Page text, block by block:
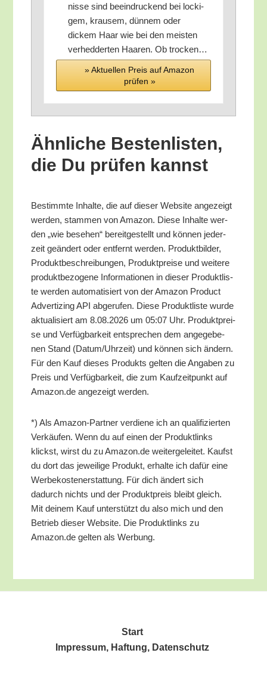
nis­se sind beein­dru­ckend bei locki­
gem, krau­sem, dün­nem oder
dickem Haar wie bei den meis­ten
ver­hed­der­ten Haa­ren. Ob trocken…
» Aktu­el­len Preis auf Ama­zon
prü­fen »
Ähn­li­che Bes­ten­lis­ten,
die Du prü­fen kannst
Bestimm­te Inhal­te, die auf die­ser Web­site ange­zeigt
wer­den, stam­men von Ama­zon. Die­se Inhal­te wer­
den „wie bese­hen“ bereit­ge­stellt und kön­nen jeder­
zeit geän­dert oder ent­fernt wer­den. Pro­dukt­bil­der,
Pro­dukt­be­schrei­bun­gen, Pro­dukt­prei­se und wei­te­re
pro­dukt­be­zo­ge­ne Infor­ma­tio­nen in die­ser Pro­dukt­lis­
te wer­den auto­ma­ti­siert von der Ama­zon Pro­duct
Adver­tiz­ing API abge­ru­fen. Die­se Pro­dukt­lis­te wur­de
aktua­li­siert am 8.08.2026 um 05:07 Uhr. Pro­dukt­prei­
se und Ver­füg­bar­keit ent­spre­chen dem ange­ge­be­
nen Stand (Datum/​Uhrzeit) und kön­nen sich ändern.
Für den Kauf die­ses Pro­dukts gel­ten die Anga­ben zu
Preis und Ver­füg­bar­keit, die zum Kauf­zeit­punkt auf
Amazon.de ange­zeigt werden.
*) Als Ama­zon-Part­ner ver­die­ne ich an qua­li­fi­zier­ten
Ver­käu­fen. Wenn du auf einen der Pro­dukt­links
klickst, wirst du zu Amazon.de wei­ter­ge­lei­tet. Kaufst
du dort das jewei­li­ge Pro­dukt, erhal­te ich dafür eine
Wer­be­kos­ten­er­stat­tung. Für dich ändert sich
dadurch nichts und der Pro­dukt­preis bleibt gleich.
Mit dei­nem Kauf unter­stützt du also mich und den
Betrieb die­ser Web­site. Die Pro­dukt­links zu
Amazon.de gel­ten als Werbung.
Start
Impres­sum, Haf­tung, Datenschutz